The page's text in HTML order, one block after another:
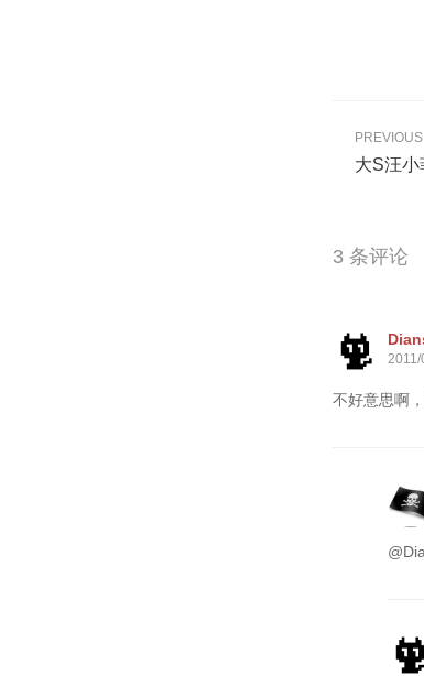
PREVIOUS
大S汪小
3 条评论
不好意思啊